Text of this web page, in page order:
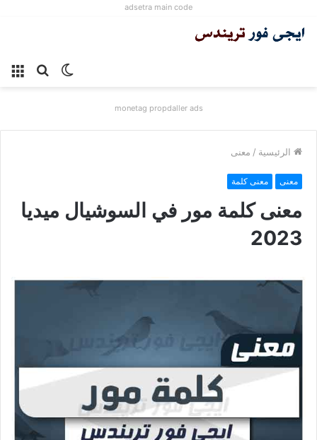
adsetra main code
بحث الوضع
monetag propdaller ads
الرئيسية / معنى
معنى معنى كلمة
معنى كلمة مور في السوشيال ميديا
2023